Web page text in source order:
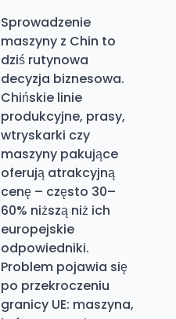
Sprowadzenie
maszyny z Chin to
dziś rutynowa
decyzja biznesowa.
Chińskie linie
produkcyjne, prasy,
wtryskarki czy
maszyny pakujące
oferują atrakcyjną
cenę – często 30–
60% niższą niż ich
europejskie
odpowiedniki.
Problem pojawia się
po przekroczeniu
granicy UE: maszyna,